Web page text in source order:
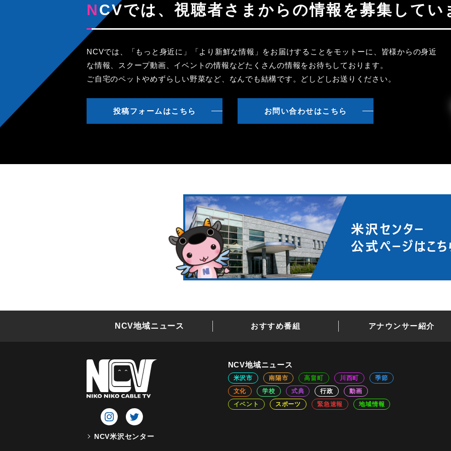
NCVでは、視聴者さまからの情報を募集してい
NCVでは、「もっと身近に」「より新鮮な情報」をお届けすることをモットーに、皆様からの身近
な情報、スクープ動画、イベントの情報などたくさんの情報をお待ちしております。
ご自宅のペットやめずらしい野菜など、なんでも結構です。どしどしお送りください。
投稿フォームはこちら お問い合わせはこちら
NCV地域ニュース おすすめ番組 アナウンサー紹介
NCV米沢センター
NCV地域ニュース
米沢市 南陽市 高畠町 川西町
季節
文化
学校 式典 行政
動画
イベント
スポーツ 緊急速報 地域情報